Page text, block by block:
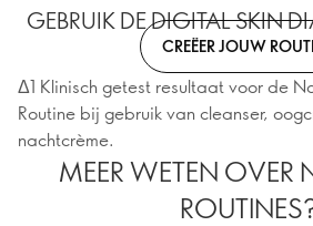
GEBRUIK DE DIGITAL SKIN
CREËER JOUW
Δ1 Klinisch getest resultaat voor de
Routine bij gebruik van cleanser,
nachtcrème.
MEER WETEN OVER